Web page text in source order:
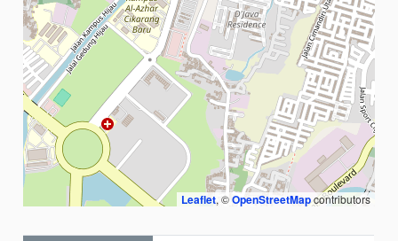
Leaflet, ©OpenStreetMapcontributors